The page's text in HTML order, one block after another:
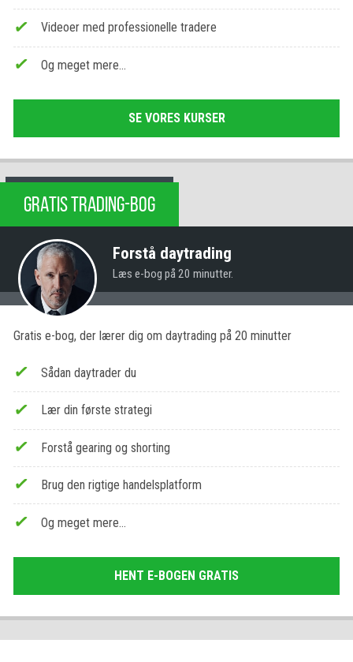
Videoer med professionelle tradere
Og meget mere…
SE VORES KURSER
GRATIS TRADING-BOG
Forstå daytrading
Læs e-bog på 20 minutter.
Gratis e-bog, der lærer dig om daytrading på 20 minutter
Sådan daytrader du
Lær din første strategi
Forstå gearing og shorting
Brug den rigtige handelsplatform
Og meget mere…
HENT E-BOGEN GRATIS